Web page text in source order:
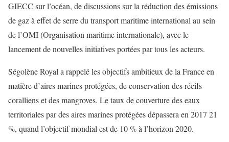
GIECC sur l’océan, de discussions sur la réduction des émissions
de gaz à effet de serre du transport maritime international au sein
de l’OMI (Organisation maritime internationale), avec le
lancement de nouvelles initiatives portées par tous les acteurs.
Ségolène Royal a rappelé les objectifs ambitieux de la France en
matière d’aires marines protégées, de conservation des récifs
coralliens et des mangroves. Le taux de couverture des eaux
territoriales par des aires marines protégées dépassera en 2017 21
%, quand l’objectif mondial est de 10 % à l’horizon 2020.